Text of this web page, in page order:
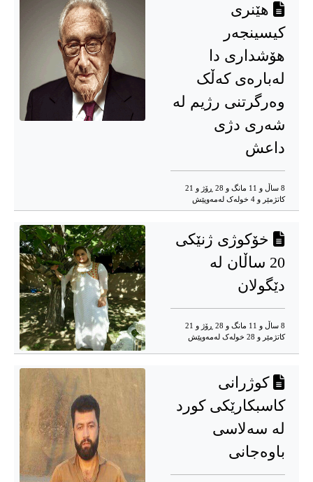
هێنری
کیسینجەر
هۆشداری دا
لەبارەی کەڵک
وەرگرتنی رژیم لە
شەری دژی
داعش
8 ساڵ و 11 مانگ و 28 ڕۆژ و 21
کاتژمێر و 4 خوله‌ک له‌مه‌وپێش‌
خۆکوژی ژنێکی
20 ساڵان لە
دێگولان
8 ساڵ و 11 مانگ و 28 ڕۆژ و 21
کاتژمێر و 28 خوله‌ک له‌مه‌وپێش‌
کوژرانی
کاسبکارێکی کورد
لە سەلاسی
باوەجانی